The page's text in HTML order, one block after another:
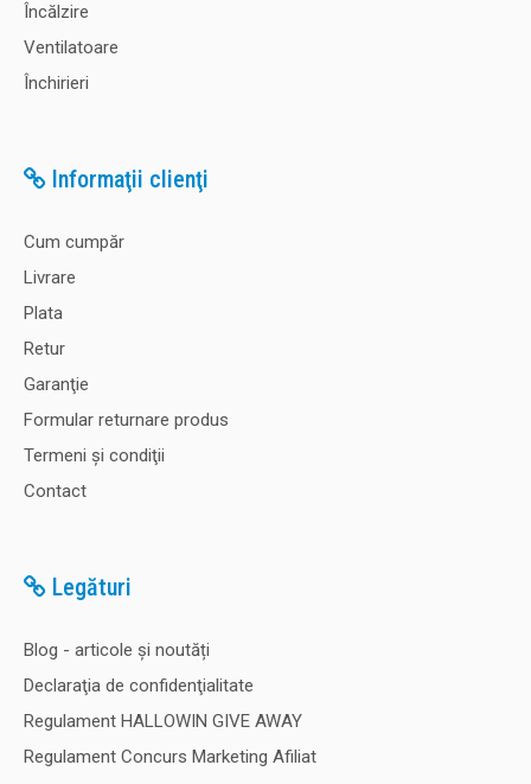
Încălzire
Ventilatoare
Închirieri
Informaţii clienţi
Cum cumpăr
Livrare
Plata
Retur
Garanţie
Formular returnare produs
Termeni şi condiţii
Contact
Legături
Blog - articole și noutăți
Declaraţia de confidenţialitate
Regulament HALLOWIN GIVE AWAY
Regulament Concurs Marketing Afiliat